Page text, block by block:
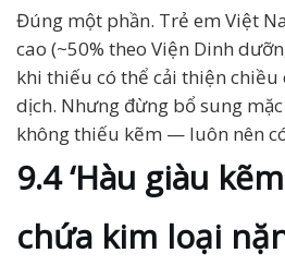
Đúng một phần. Trẻ em Việt
cao (~50% theo Viện Dinh
khi thiếu có thể cải thiện chiều
dịch. Nhưng đừng bổ sung
không thiếu kẽm — luôn nên
9.4 ‘Hàu giàu
chứa kim loại